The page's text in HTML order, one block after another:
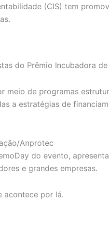
(CIS) tem
do Prêmio Incubadora
meio de programas
a estratégias de
Anprotec
do evento,
e grandes empresas.
acontece por lá.